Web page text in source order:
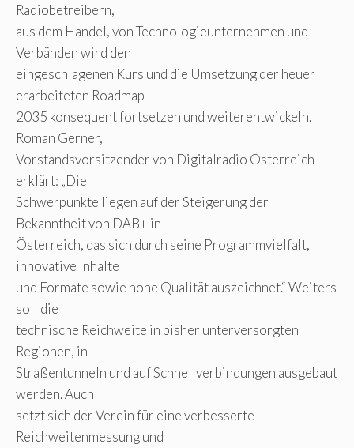
Radiobetreibern,
aus dem Handel, von Technologieunternehmen und
Verbänden wird den
eingeschlagenen Kurs und die Umsetzung der heuer
erarbeiteten Roadmap
2035 konsequent fortsetzen und weiterentwickeln.
Roman Gerner,
Vorstandsvorsitzender von Digitalradio Österreich
erklärt: „Die
Schwerpunkte liegen auf der Steigerung der
Bekanntheit von DAB+ in
Österreich, das sich durch seine Programmvielfalt,
innovative Inhalte
und Formate sowie hohe Qualität auszeichnet.“ Weiters
soll die
technische Reichweite in bisher unterversorgten
Regionen, in
Straßentunneln und auf Schnellverbindungen ausgebaut
werden. Auch
setzt sich der Verein für eine verbesserte
Reichweitenmessung und